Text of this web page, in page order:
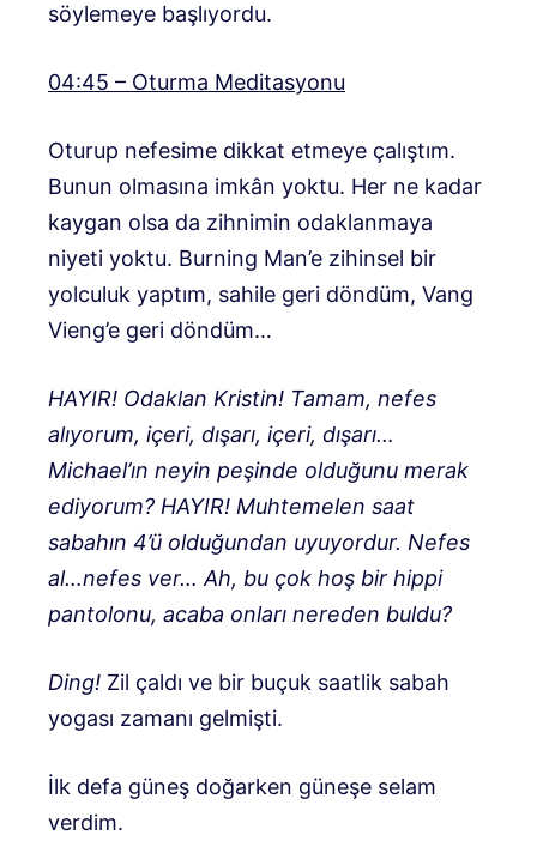
söylemeye başlıyordu.
04:45 – Oturma Meditasyonu
Oturup nefesime dikkat etmeye çalıştım.
Bunun olmasına imkân yoktu. Her ne kadar
kaygan olsa da zihnimin odaklanmaya
niyeti yoktu. Burning Man’e zihinsel bir
yolculuk yaptım, sahile geri döndüm, Vang
Vieng’e geri döndüm…
HAYIR! Odaklan Kristin! Tamam, nefes
alıyorum, içeri, dışarı, içeri, dışarı…
Michael’ın neyin peşinde olduğunu merak
ediyorum? HAYIR! Muhtemelen saat
sabahın 4’ü olduğundan uyuyordur. Nefes
al…nefes ver… Ah, bu çok hoş bir hippi
pantolonu, acaba onları nereden buldu?
Ding! Zil çaldı ve bir buçuk saatlik sabah
yogası zamanı gelmişti.
İlk defa güneş doğarken güneşe selam
verdim.